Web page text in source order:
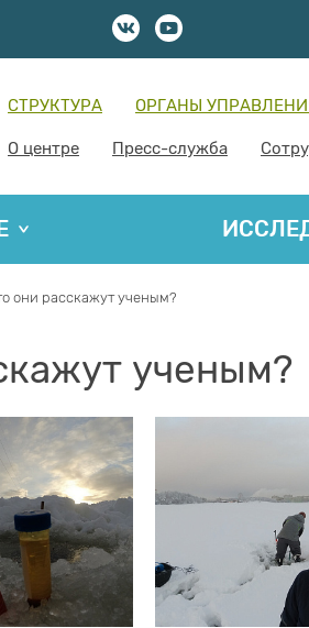
СТРУКТУРА ОРГАНЫ
О центре Пресс-служба
они расскажут ученым?
ученым?